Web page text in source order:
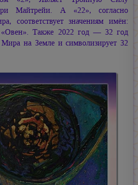
Майтрейи. А «22», согласно
соответствует значениям имён:
«Овен». Также 2022 год — 32 год
на Земле и символизирует 32